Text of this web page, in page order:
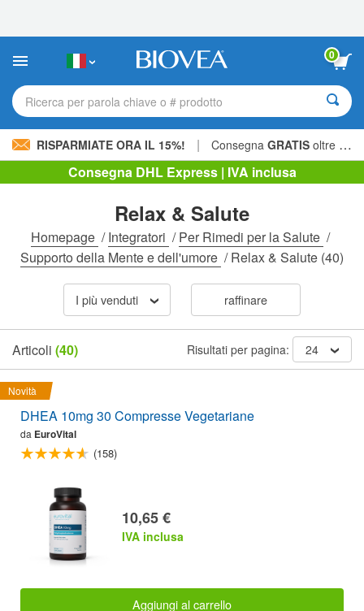
sito
include
sistema
0
Ricerca per parola chiave o # prodotto
RISPARMIATE ORA IL 15%! | Consegna GRATIS oltre 60,00 € »
Consegna DHL Express | IVA inclusa
Relax & Salute
Homepage /Integratori /Per Rimedi per la Salute /
Supporto della Mente e dell'umore /Relax & Salute (40)
I più venduti raffinare
Articoli (40) Risultati per pagina: 24
Novità
DHEA 10mg 30 Compresse Vegetariane
da EuroVital
(158)
10,65 €
IVA inclusa
Aggiungi al carrello